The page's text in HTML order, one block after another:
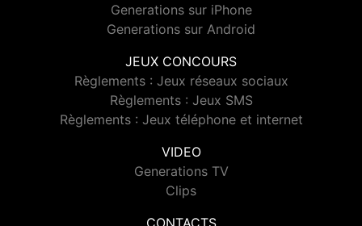
Generations sur iPhone
Generations sur Android
JEUX CONCOURS
Règlements : Jeux réseaux sociaux
Règlements : Jeux SMS
Règlements : Jeux téléphone et internet
VIDEO
Generations TV
Clips